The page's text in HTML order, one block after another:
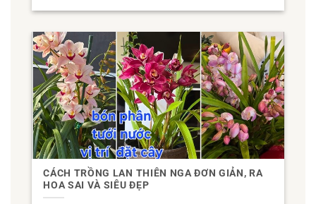
CÁCH TRỒNG LAN THIÊN NGA ĐƠN GIẢN, RA
HOA SAI VÀ SIÊU ĐẸP